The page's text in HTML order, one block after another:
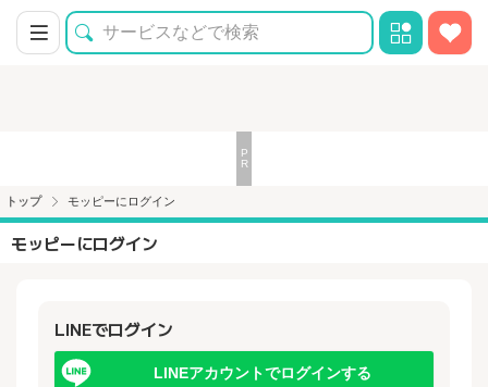
トップ モッピーにログイン
モッピーにログイン
LINEでログイン
LINEアカウントでログインする